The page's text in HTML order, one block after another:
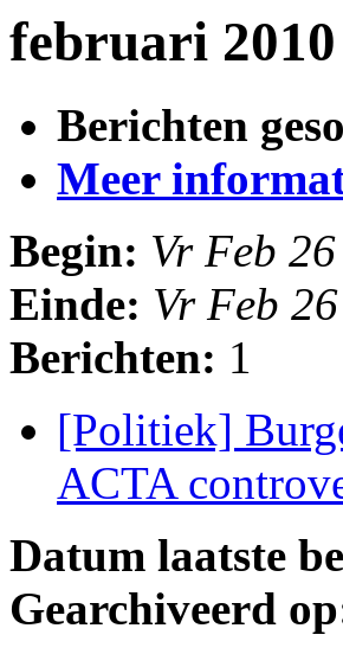
februari
Berichten
Meer
Begin: Vr Feb
Einde: Vr Feb
Berichten: 1
[Politiek]
ACTA
Datum laatste
Gearchiveerd